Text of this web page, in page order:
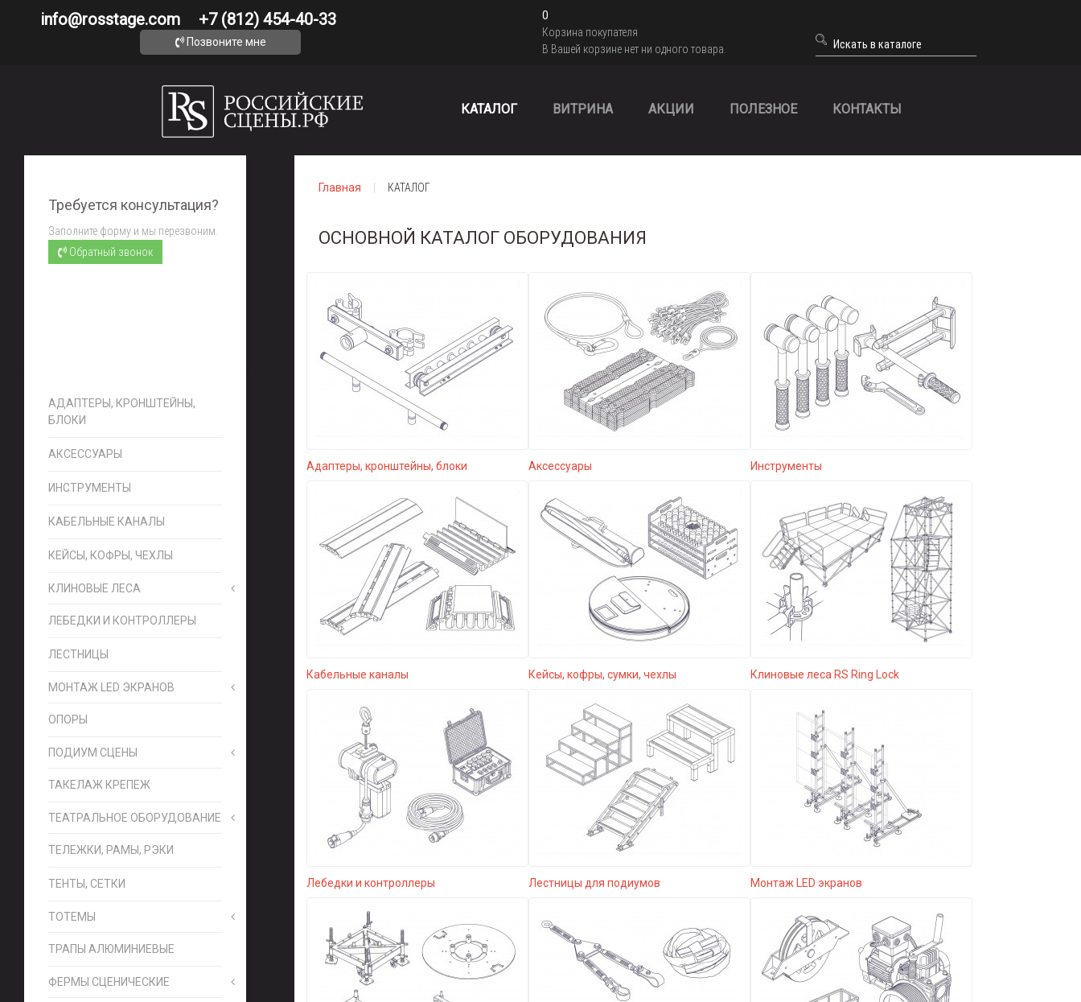
info@rosstage.com +7 (812) 454-40-33
0
Корзина покупателя
В Вашей корзине нет ни одного товара.
Позвоните мне
КАТАЛОГ ВИТРИНА АКЦИИ ПОЛЕЗНОЕ КОНТАКТЫ
Требуется консультация?
Заполните форму и мы перезвоним.
Обратный звонок
АДАПТЕРЫ, КРОНШТЕЙНЫ,
БЛОКИ
АКСЕССУАРЫ
ИНСТРУМЕНТЫ
КАБЕЛЬНЫЕ КАНАЛЫ
КЕЙСЫ, КОФРЫ, ЧЕХЛЫ
КЛИНОВЫЕ ЛЕСА
ЛЕБЕДКИ И КОНТРОЛЛЕРЫ
ЛЕСТНИЦЫ
МОНТАЖ LED ЭКРАНОВ
ОПОРЫ
ПОДИУМ СЦЕНЫ
ТАКЕЛАЖ КРЕПЕЖ
ТЕАТРАЛЬНОЕ ОБОРУДОВАНИЕ
ТЕЛЕЖКИ, РАМЫ, РЭКИ
ТЕНТЫ, СЕТКИ
ТОТЕМЫ
ТРАПЫ АЛЮМИНИЕВЫЕ
ФЕРМЫ СЦЕНИЧЕСКИЕ
Главная КАТАЛОГ
ОСНОВНОЙ КАТАЛОГ ОБОРУДОВАНИЯ
Адаптеры, кронштейны, блоки Аксессуары Инструменты
Кабельные каналы Кейсы, кофры, сумки, чехлы Клиновые леса RS Ring Lock
Лебедки и контроллеры Лестницы для подиумов Монтаж LED экранов